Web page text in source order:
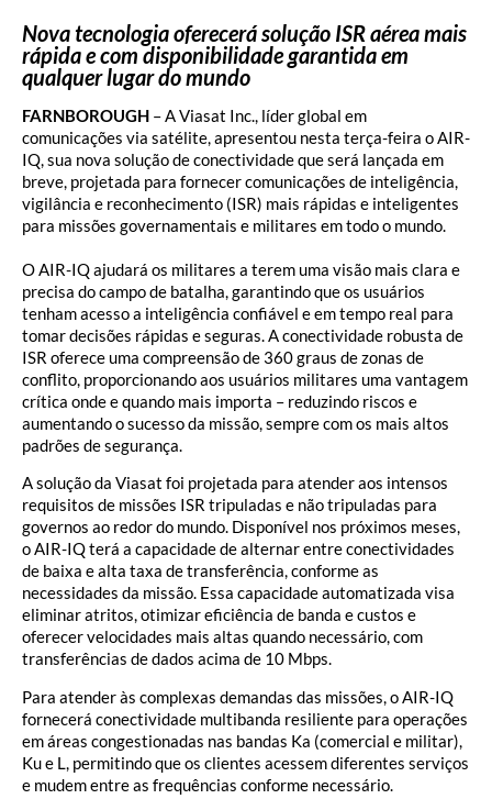
Nova tecnologia oferecerá solução ISR aérea mais
rápida e com disponibilidade garantida em
qualquer lugar do mundo
FARNBOROUGH – A Viasat Inc., líder global em
comunicações via satélite, apresentou nesta terça-feira o AIR-
IQ, sua nova solução de conectividade que será lançada em
breve, projetada para fornecer comunicações de inteligência,
vigilância e reconhecimento (ISR) mais rápidas e inteligentes
para missões governamentais e militares em todo o mundo.
O AIR-IQ ajudará os militares a terem uma visão mais clara e
precisa do campo de batalha, garantindo que os usuários
tenham acesso a inteligência confiável e em tempo real para
tomar decisões rápidas e seguras. A conectividade robusta de
ISR oferece uma compreensão de 360 graus de zonas de
conflito, proporcionando aos usuários militares uma vantagem
crítica onde e quando mais importa – reduzindo riscos e
aumentando o sucesso da missão, sempre com os mais altos
padrões de segurança.
A solução da Viasat foi projetada para atender aos intensos
requisitos de missões ISR tripuladas e não tripuladas para
governos ao redor do mundo. Disponível nos próximos meses,
o AIR-IQ terá a capacidade de alternar entre conectividades
de baixa e alta taxa de transferência, conforme as
necessidades da missão. Essa capacidade automatizada visa
eliminar atritos, otimizar eficiência de banda e custos e
oferecer velocidades mais altas quando necessário, com
transferências de dados acima de 10 Mbps.
Para atender às complexas demandas das missões, o AIR-IQ
fornecerá conectividade multibanda resiliente para operações
em áreas congestionadas nas bandas Ka (comercial e militar),
Ku e L, permitindo que os clientes acessem diferentes serviços
e mudem entre as frequências conforme necessário.